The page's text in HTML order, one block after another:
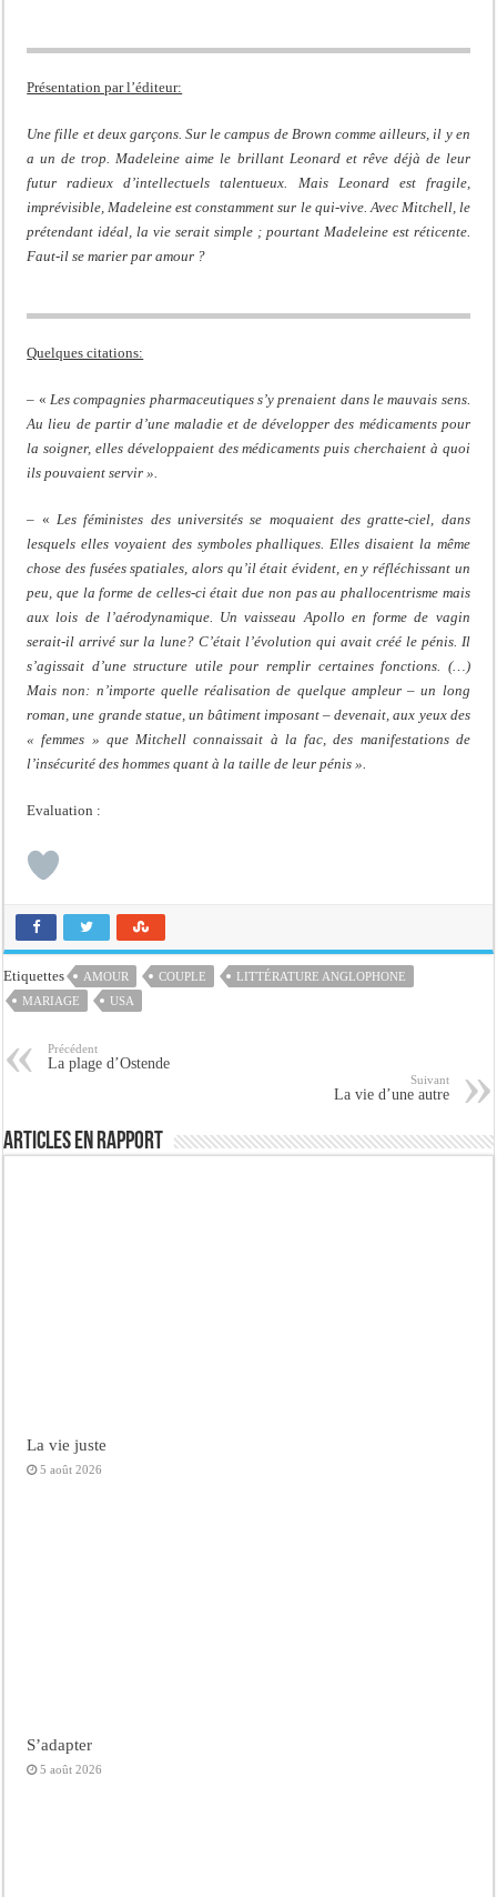
Présentation par l’éditeur:
Une fille et deux garçons. Sur le campus de Brown comme ailleurs, il y en
a un de trop. Madeleine aime le brillant Leonard et rêve déjà de leur
futur radieux d’intellectuels talentueux. Mais Leonard est fragile,
imprévisible, Madeleine est constamment sur le qui-vive. Avec Mitchell, le
prétendant idéal, la vie serait simple ; pourtant Madeleine est réticente.
Faut-il se marier par amour ?
Quelques citations:
– « Les compagnies pharmaceutiques s’y prenaient dans le mauvais sens.
Au lieu de partir d’une maladie et de développer des médicaments pour
la soigner, elles développaient des médicaments puis cherchaient à quoi
ils pouvaient servir ».
– « Les féministes des universités se moquaient des gratte-ciel, dans
lesquels elles voyaient des symboles phalliques. Elles disaient la même
chose des fusées spatiales, alors qu’il était évident, en y réfléchissant un
peu, que la forme de celles-ci était due non pas au phallocentrisme mais
aux lois de l’aérodynamique. Un vaisseau Apollo en forme de vagin
serait-il arrivé sur la lune? C’était l’évolution qui avait créé le pénis. Il
s’agissait d’une structure utile pour remplir certaines fonctions. (…)
Mais non: n’importe quelle réalisation de quelque ampleur – un long
roman, une grande statue, un bâtiment imposant – devenait, aux yeux des
« femmes » que Mitchell connaissait à la fac, des manifestations de
l’insécurité des hommes quant à la taille de leur pénis ».
Evaluation :
Etiquettes AMOUR COUPLE
LITTÉRATURE ANGLOPHONE
MARIAGE
USA
Précédent
La plage d’Ostende
Suivant
La vie d’une autre
Articles en rapport
La vie juste
5 août 2026
S’adapter
5 août 2026